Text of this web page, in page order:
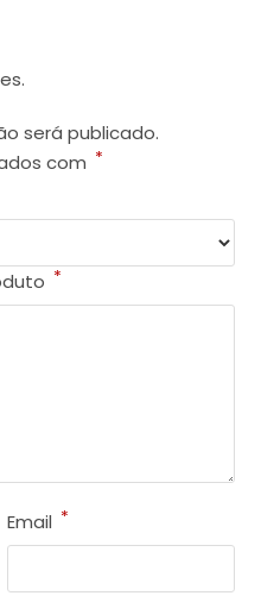
será publicado.
com *
*
Email *